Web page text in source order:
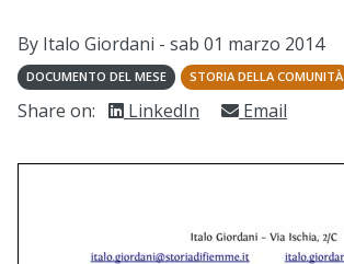
By Italo Giordani - sab 01 marzo 2014
DOCUMENTO DEL MESE STORIA DELLA COMUNITÀ
Share on: LinkedIn Email